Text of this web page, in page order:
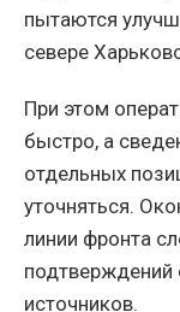
пытаются
севере
При этом
быстро, а
отдельных
уточняться.
линии фронта
источников.